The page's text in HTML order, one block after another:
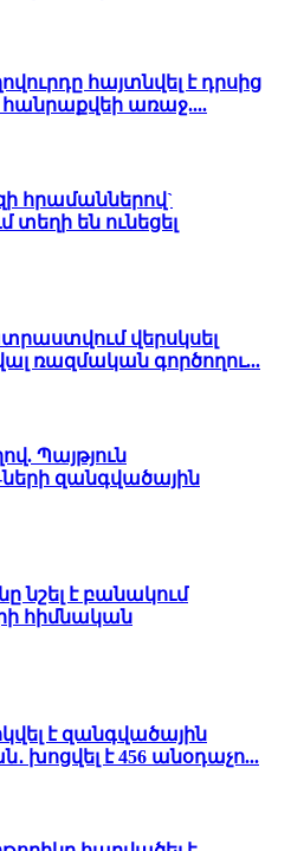
հայտնվել է դրսից
առաջ....
հրամաններով`
են ունեցել
վերսկսել
ռազմական գործողու...
Պայթյուն
զանգվածային
նշել է բանակում
հիմնական
է զանգվածային
խոցվել է 456 անօդաչո...